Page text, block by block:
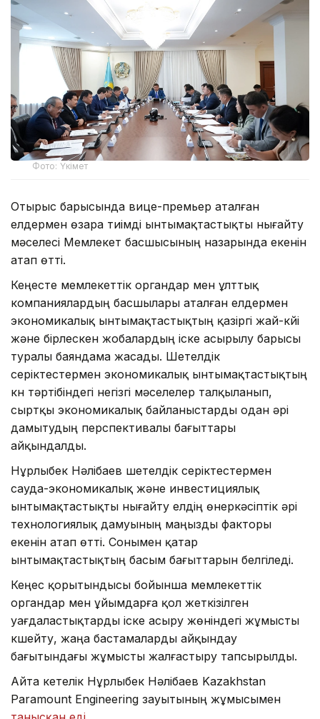
Фото: Үкімет
Отырыс барысында вице-премьер аталған
елдермен өзара тиімді ынтымақтастықты нығайту
мәселесі Мемлекет басшысының назарында екенін
атап өтті.
Кеңесте мемлекеттік органдар мен ұлттық
компаниялардың басшылары аталған елдермен
экономикалық ынтымақтастықтың қазіргі жай-күйі
және бірлескен жобалардың іске асырылу барысы
туралы баяндама жасады. Шетелдік
серіктестермен экономикалық ынтымақтастықтың
күн тәртібіндегі негізгі мәселелер талқыланып,
сыртқы экономикалық байланыстарды одан әрі
дамытудың перспективалы бағыттары
айқындалды.
Нұрлыбек Нәлібаев шетелдік серіктестермен
сауда-экономикалық және инвестициялық
ынтымақтастықты нығайту елдің өнеркәсіптік әрі
технологиялық дамуының маңызды факторы
екенін атап өтті. Сонымен қатар
ынтымақтастықтың басым бағыттарын белгіледі.
Кеңес қорытындысы бойынша мемлекеттік
органдар мен ұйымдарға қол жеткізілген
уағдаластықтарды іске асыру жөніндегі жұмысты
күшейту, жаңа бастамаларды айқындау
бағытындағы жұмысты жалғастыру тапсырылды.
Айта кетелік Нұрлыбек Нәлібаев Kazakhstan
Paramount Engineering зауытының жұмысымен